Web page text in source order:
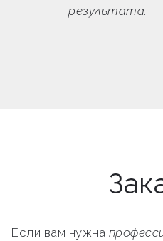
результата.
Если вам нужна